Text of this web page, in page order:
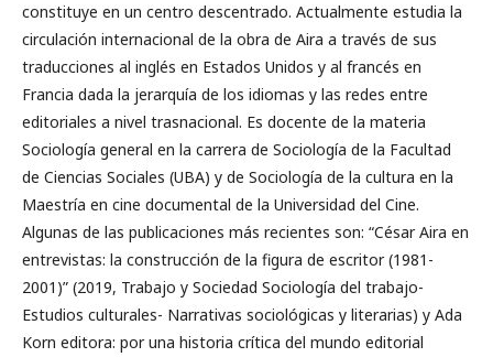
constituye en un centro descentrado. Actualmente estudia la
circulación internacional de la obra de Aira a través de sus
traducciones al inglés en Estados Unidos y al francés en
Francia dada la jerarquía de los idiomas y las redes entre
editoriales a nivel trasnacional. Es docente de la materia
Sociología general en la carrera de Sociología de la Facultad
de Ciencias Sociales (UBA) y de Sociología de la cultura en la
Maestría en cine documental de la Universidad del Cine.
Algunas de las publicaciones más recientes son: “César Aira en
entrevistas: la construcción de la figura de escritor (1981-
2001)” (2019, Trabajo y Sociedad Sociología del trabajo-
Estudios culturales- Narrativas sociológicas y literarias) y Ada
Korn editora: por una historia crítica del mundo editorial